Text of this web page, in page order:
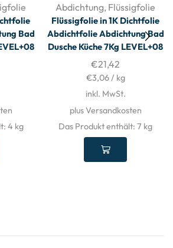
Bad
4 kg
Abdichtung, Flüssigfolie
Flüssigfolie in 1K Dichtfolie
Abdichtfolie Abdichtung Bad
Dusche Küche 7Kg LEVEL+08
€21,42
€3,06/ kg
inkl. MwSt.
plus Versandkosten
Das Produkt enthält: 7 kg